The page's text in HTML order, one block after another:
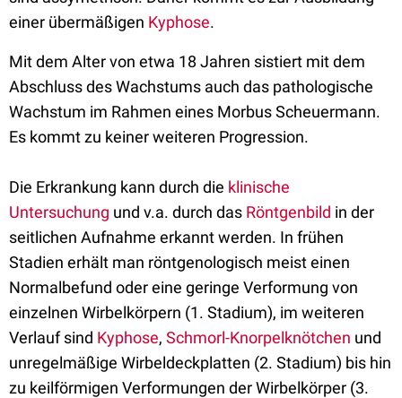
einer übermäßigen Kyphose.
Mit dem Alter von etwa 18 Jahren sistiert mit dem
Abschluss des Wachstums auch das pathologische
Wachstum im Rahmen eines Morbus Scheuermann.
Es kommt zu keiner weiteren Progression.
Die Erkrankung kann durch die klinische
Untersuchung und v.a. durch das Röntgenbild in der
seitlichen Aufnahme erkannt werden. In frühen
Stadien erhält man röntgenologisch meist einen
Normalbefund oder eine geringe Verformung von
einzelnen Wirbelkörpern (1. Stadium), im weiteren
Verlauf sind Kyphose, Schmorl-Knorpelknötchen und
unregelmäßige Wirbeldeckplatten (2. Stadium) bis hin
zu keilförmigen Verformungen der Wirbelkörper (3.